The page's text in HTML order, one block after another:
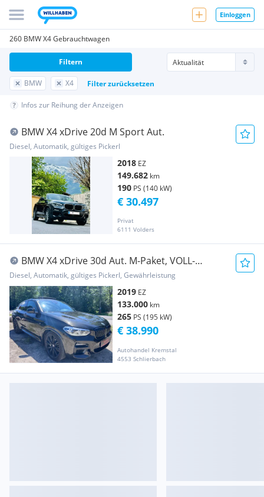
Einloggen
260 BMW X4 Gebrauchtwagen
BMW X4 Filter zurücksetzen
Filtern
Infos zur Reihung der Anzeigen
BMW X4 xDrive 20d M Sport Aut.
Diesel, Automatik, gültiges Pickerl
2018 EZ
149.682 km
190 PS (140 kW)
Privat
6111 Volders
€ 30.497
BMW X4 xDrive 30d Aut. M-Paket, VOLL-
Aussstattung,P...
Diesel, Automatik, gültiges Pickerl, Gewährleistung
2019 EZ
133.000 km
265 PS (195 kW)
Autohandel Kremstal
4553 Schlierbach
€ 38.990